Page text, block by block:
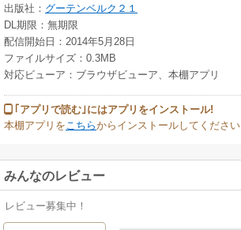
出版社： グーテンベルク２１
DL期限：無期限
配信開始日：2014年5月28日
ファイルサイズ：0.3MB
対応ビューア：ブラウザビューア、本棚アプリ
｢アプリで読む｣にはアプリをインストール!
本棚アプリを こちらからインストールしてください
みんなのレビュー
レビュー募集中！